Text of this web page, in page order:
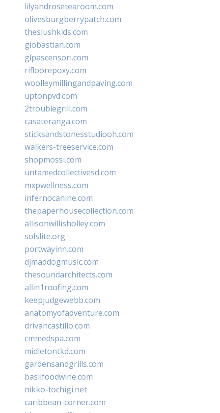
lilyandrosetearoom.com
olivesburgberrypatch.com
theslushkids.com
giobastian.com
glpascensori.com
rifloorepoxy.com
woolleymillingandpaving.com
uptonpvd.com
2troublegrill.com
casateranga.com
sticksandstonesstudiooh.com
walkers-treeservice.com
shopmossi.com
untamedcollectivesd.com
mxpwellness.com
infernocanine.com
thepaperhousecollection.com
allisonwillisholley.com
solslite.org
portwayinn.com
djmaddogmusic.com
thesoundarchitects.com
allin1roofing.com
keepjudgewebb.com
anatomyofadventure.com
drivancastillo.com
cmmedspa.com
midletontkd.com
gardensandgrills.com
basilfoodwine.com
nikko-tochigi.net
caribbean-corner.com